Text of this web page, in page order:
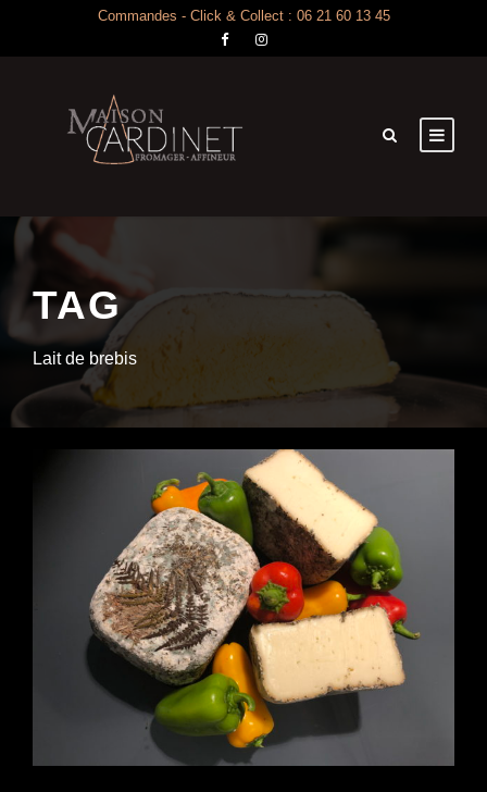
Commandes - Click & Collect : 06 21 60 13 45
TAG
Lait de brebis